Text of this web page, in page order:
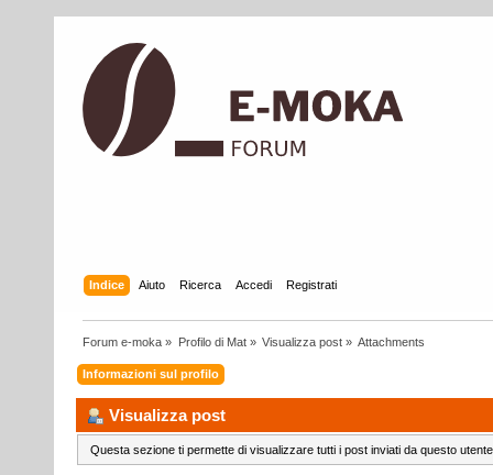
Indice Aiuto Ricerca Accedi Registrati
Forum e-moka » Profilo di Mat» Visualizza post» Attachments
Informazioni sul profilo
Visualizza post
Questa sezione ti permette di visualizzare tutti i post inviati da questo